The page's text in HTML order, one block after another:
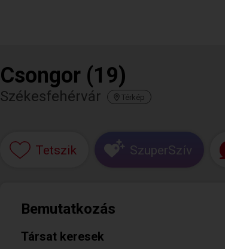
Csongor (19)
Székesfehérvár Térkép
Tetszik SzuperSzív
Bemutatkozás
Társat keresek